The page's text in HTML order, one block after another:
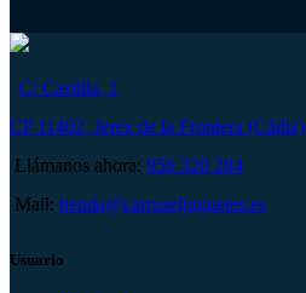
C/ Castilla, 1
CP 11402, Jerez de la Frontera (Cádiz)
Llámanos ahora: 956 320 284
Mail: tienda@carruseljuguetes.es
Usuario